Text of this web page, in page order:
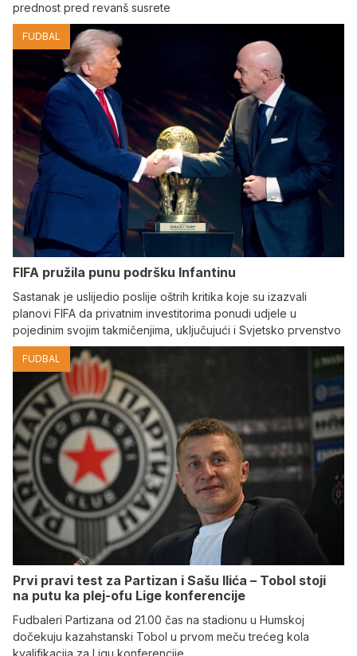
prednost pred revanš susrete
FUDBAL
FIFA pružila punu podršku Infantinu
Sastanak je uslijedio poslije oštrih kritika koje su izazvali
planovi FIFA da privatnim investitorima ponudi udjele u
pojedinim svojim takmičenjima, uključujući i Svjetsko prvenstvo
FUDBAL
Prvi pravi test za Partizan i Sašu Ilića – Tobol stoji
na putu ka plej-ofu Lige konferencije
Fudbaleri Partizana od 21.00 čas na stadionu u Humskoj
dočekuju kazahstanski Tobol u prvom meču trećeg kola